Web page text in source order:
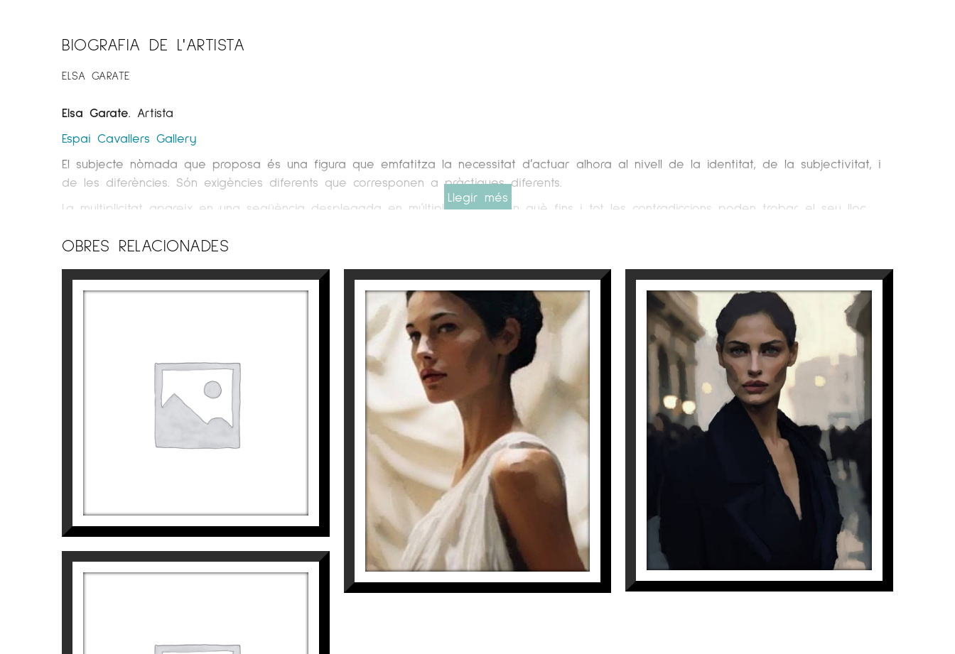
BIOGRAFIA DE L'ARTISTA
ELSA GARATE
Elsa Garate. Artista
Espai Cavallers Gallery
El subjecte nòmada que proposa és una figura que emfatitza la necessitat d’actuar alhora al nivell de la identitat, de la subjectivitat, i
de les diferències. Són exigències diferents que corresponen a pràctiques diferents.
La multiplicitat apareix en una seqüència desplegada en múltiples capes en què fins i tot les contradiccions poden trobar el seu lloc.
Barcelona, Disseny Gràfic i Il·lustració després de la qual cosa compagina la creació de la seva Obra Artística amb la seva dedicació
laboral com a Directora Creativa i Artística en Productores de Publicitat i Moda.
L’objectiu del seu treball és provocar emocions, comunicar-les, compartir-les i, per tant, crear una connexió profunda amb l’observador.
Però no són emocions qualssevol, són emocions estètiques. La sensació màgica de les emocions estètiques és una experiència molt
personal perquè és el resultat de la teva connexió personal amb una obra d’art.
El seu treball explora l’àrea entre el realisme i l’abstracció i troba aquesta combinació perfecta per als seus objectius.
Les emocions són energia i quan pinto personatges emocionals els dono energia i impuls per passar a l’acció.
Pintar li dona l’oportunitat de crear personatges amb sentiments forts i capes de profunditat emocional, perquè aquestes històries
provenen d’un lloc de veritats emocionals profundes dins seu.
Els seus treballs han estat exposats a Galeries nacionals i internacionals i la seva obra forma part de nombroses Col·leccions Privades
Més informació sobre l’artistaElsa Garate a l’Instagram @galeriaespaicavallers
Llegir més
OBRES RELACIONADES
URBAN GIRL III
Elsa Garate
4.800
URBAN GIRL V
CLÍO
Elsa Garate
4.500€
ERATO
Elsa Garate
4.500€